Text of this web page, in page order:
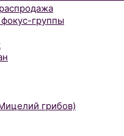
группы
грибов)